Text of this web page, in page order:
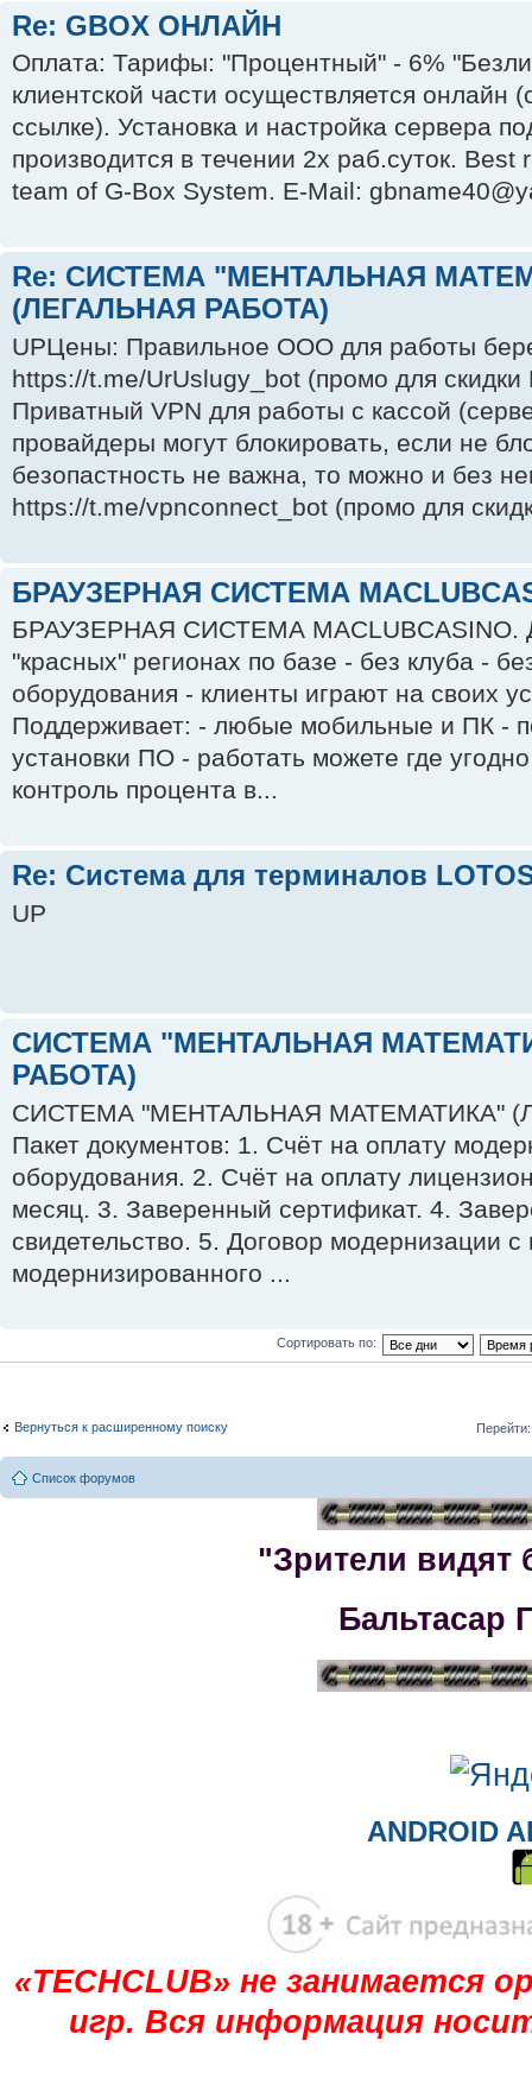
Re: GBOX ОНЛАЙН
Оплата: Тарифы: "Процентный" - 6%
клиентской части осуществляется онлайн
ссылке). Установка и настройка сервера
производится в течении 2х раб.суток.
team of G-Box System. E-Mail:
Re: СИСТЕМА "МЕНТАЛЬНАЯ
(ЛЕГАЛЬНАЯ РАБОТА)
UPЦены: Правильное ООО для работы
https://t.me/UrUslugy_bot (промо для скидки
Приватный VPN для работы с кассой
провайдеры могут блокировать, если не
безопастность не важна, то можно и без
https://t.me/vpnconnect_bot (промо для
БРАУЗЕРНАЯ СИСТЕМА
БРАУЗЕРНАЯ СИСТЕМА MACLUBCASINO.
"красных" регионах по базе - без клуба -
оборудования - клиенты играют на своих
Поддерживает: - любые мобильные и ПК -
установки ПО - работать можете где
контроль процента в...
Re: Система для терминалов
UP
СИСТЕМА "МЕНТАЛЬНАЯ
РАБОТА)
СИСТЕМА "МЕНТАЛЬНАЯ МАТЕМАТИКА"
Пакет документов: 1. Счёт на оплату
оборудования. 2. Счёт на оплату
месяц. 3. Заверенный сертификат. 4.
свидетельство. 5. Договор модернизации
модернизированного ...
Сортировать по:
Вернуться к расширенному поиску Перейти:
Список форумов
"Зрители видят
Бальтасар
ANDROID
«TECHCLUB» не занимается
игр. Вся информация